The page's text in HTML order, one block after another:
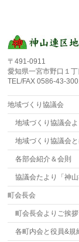
〒491-0911
愛知県一宮市野口１
TEL/FAX 0586-43-
地域づくり協議会
地域づくり協議会
地域づくり協議会と
各部会紹介＆会則
協議会たより「神山
町会長会
町会長会よりご挨拶
各町内会と役員&規